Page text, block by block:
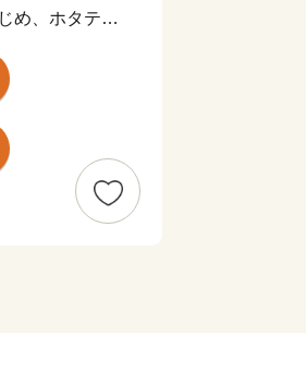
め、ホタテや
れています。
ガニ道場』を
ージでぜひご